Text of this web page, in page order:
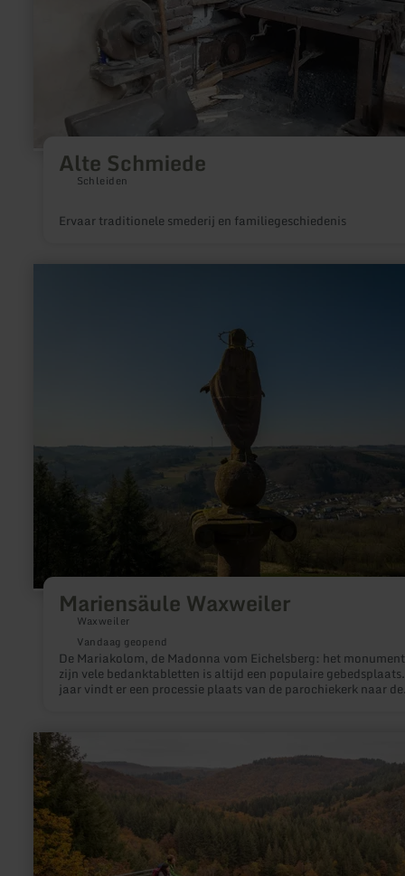
Alte Schmiede
Schleiden
Ervaar traditionele smederij en familiegeschiedenis
Mariensäule Waxweiler
Waxweiler
Vandaag geopend
De Mariakolom, de Madonna vom Eichelsberg: het
zijn vele bedanktabletten is altijd een populaire
jaar vindt er een processie plaats van de parochiekerk naar de
meer
informatie
over:
Aussichtsplattform
am
Burgberg